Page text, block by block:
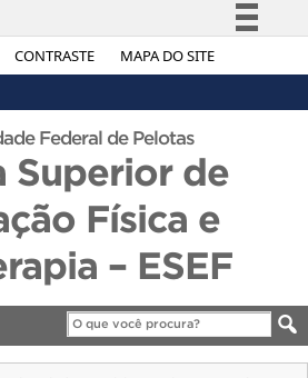
CONTRASTE MAPA DO SITE
Simplifique!
Acesso à informação
Legislação
Canais
Federal de Pelotas
Superior de
Física e
– ESEF